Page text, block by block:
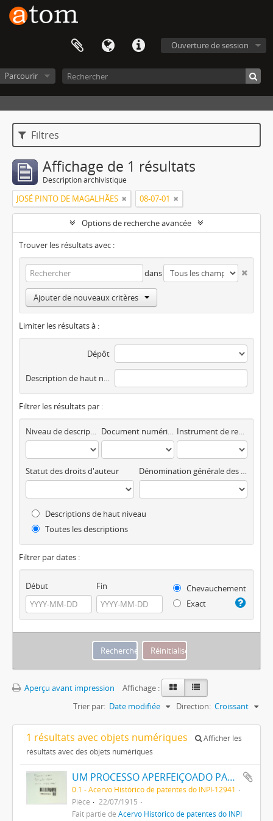
Ouverture de session
Parcourir
Filtres
Affichage de 1 résultats
Description archivistique
JOSÉ PINTO DE MAGALHÃES 08-07-01
Options de recherche avancée
Trouver les résultats avec :
dans
Ajouter de nouveaux critères
Limiter les résultats à :
Dépôt
Description de haut niveau
Filtrer les résultats par :
Niveau de description Document numérique disponible Instrument de recherche
Statut des droits d'auteur Dénomination générale des documents
Descriptions de haut niveau
Toutes les descriptions
Filtrer par dates :
Début Fin
Chevauchement
Exact
Aperçu avant impression
Affichage :
Trier par: Date modifiée Direction: Croissant
1 résultats avec objets numériques
Afficher les
résultats avec des objets numériques
UM PROCESSO APERFEIÇOADO PARA PRODUZIR AZUL DA PRUSSIA
0.1 - Acervo Histórico de patentes do INPI-12941
Pièce
22/07/1915
Fait partie de Acervo Histórico de patentes do INPI